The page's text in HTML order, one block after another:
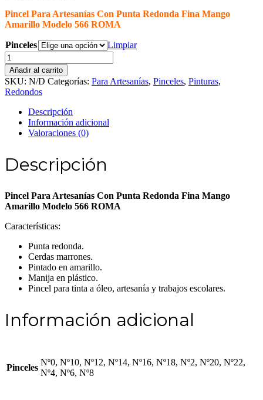
precios:
desde
hasta
Pincel Para Artesanías Con Punta Redonda Fina Mango
Amarillo Modelo 566 ROMA
Pinceles
Limpiar
Pincel
Para
Artesanías
Con
Punta
Redonda
Fina
Mango
Amarillo
566
ROMA
Añadir al carrito
SKU: N/D Categorías: Para Artesanías, Pinceles, Pinturas,
Redondos
Descripción
Información adicional
Valoraciones (0)
Descripción
Pincel Para Artesanías Con Punta Redonda Fina Mango
Amarillo Modelo 566 ROMA
Características:
Punta redonda.
Cerdas marrones.
Pintado en amarillo.
Manija en plástico.
Pincel para tinta a óleo, artesanía y trabajos escolares.
Información adicional
Pinceles
Nº0, Nº10, Nº12, Nº14, Nº16, Nº18, Nº2, Nº20, Nº22,
Nº4, Nº6, Nº8